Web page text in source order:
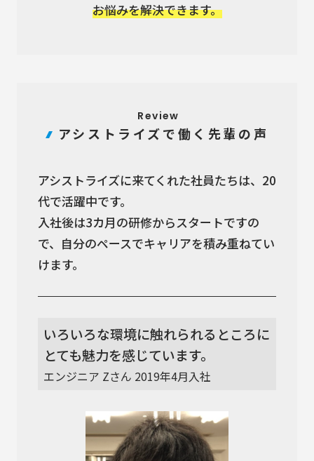
お悩みを解決できます。
Review
アシストライズで働く先輩の声
アシストライズに来てくれた社員たちは、20
代で活躍中です。
⼊社後は3カ⽉の研修からスタートですの
で、⾃分のペースでキャリアを積み重ねてい
けます。
いろいろな環境に触れられるところに
とても魅力を感じています。
エンジニア Zさん 2019年4月入社